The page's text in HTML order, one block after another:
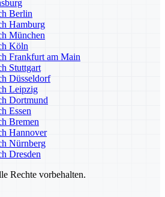
Berlin
Hamburg
München
Köln
Frankfurt am Main
Stuttgart
Düsseldorf
Leipzig
Dortmund
Essen
Bremen
Hannover
Nürnberg
Dresden
Rechte vorbehalten.